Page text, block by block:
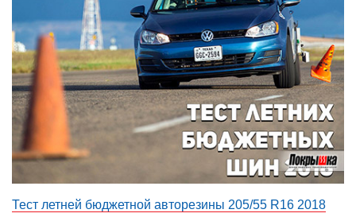
Тест летней бюджетной авторезины 205/55 R16 2018